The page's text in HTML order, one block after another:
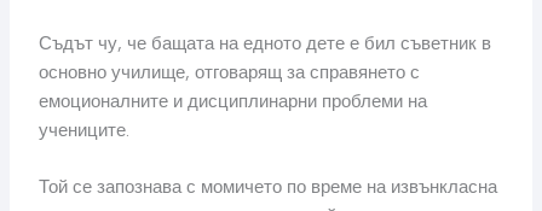
Съдът чу, че бащата на едното дете е бил съветник в
основно училище, отговарящ за справянето с
емоционалните и дисциплинарни проблеми на
учениците.
Той се запознава с момичето по време на извънкласна